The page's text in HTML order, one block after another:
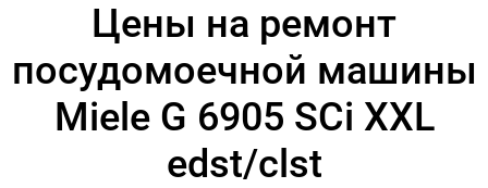
Цены на ремонт
посудомоечной машины
Miele G 6905 SCi XXL
edst/clst